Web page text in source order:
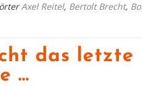
Axel Reitel, Bertolt Brecht,
das letzte
…